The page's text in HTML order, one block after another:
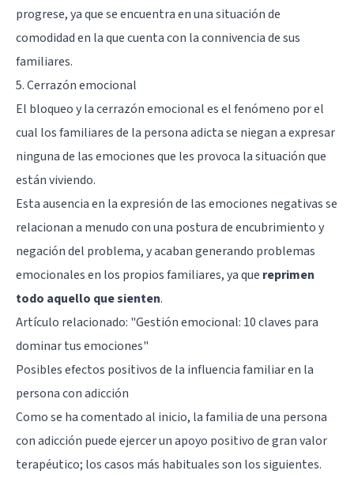
progrese, ya que se encuentra en una situación de
comodidad en la que cuenta con la connivencia de sus
familiares.
5. Cerrazón emocional
El bloqueo y la cerrazón emocional es el fenómeno por el
cual los familiares de la persona adicta se niegan a expresar
ninguna de las emociones que les provoca la situación que
están viviendo.
Esta ausencia en la expresión de las emociones negativas se
relacionan a menudo con una postura de encubrimiento y
negación del problema, y acaban generando problemas
emocionales en los propios familiares, ya que reprimen
todo aquello que sienten.
Artículo relacionado: "Gestión emocional: 10 claves para
dominar tus emociones"
Posibles efectos positivos de la influencia familiar en la
persona con adicción
Como se ha comentado al inicio, la familia de una persona
con adicción puede ejercer un apoyo positivo de gran valor
terapéutico; los casos más habituales son los siguientes.